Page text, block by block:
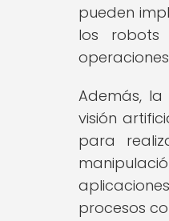
pueden
los robots
Además,
visión
para
procesos